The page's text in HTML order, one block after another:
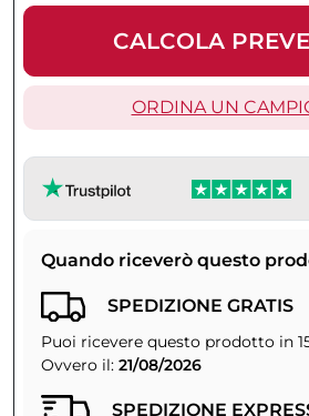
CALCOLA
ORDINA UN
Quando riceverò questo
SPEDIZIONE GRATIS
Puoi ricevere questo prodotto in
Ovvero il: 21/08/2026
SPEDIZIONE